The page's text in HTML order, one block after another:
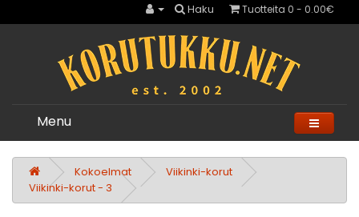
Haku Tuotteita 0 - 0.00€
Menu
Kokoelmat
Viikinki-korut
Viikinki-korut - 3